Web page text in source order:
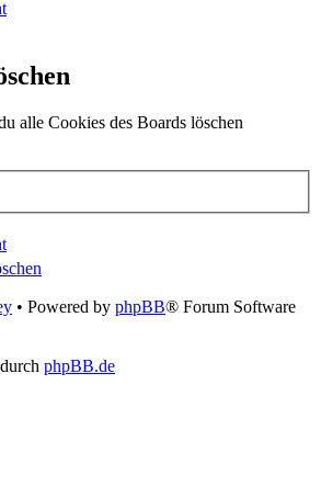
alle Cookies des Boards löschen
• Powered by phpBB® Forum Software
phpBB.de